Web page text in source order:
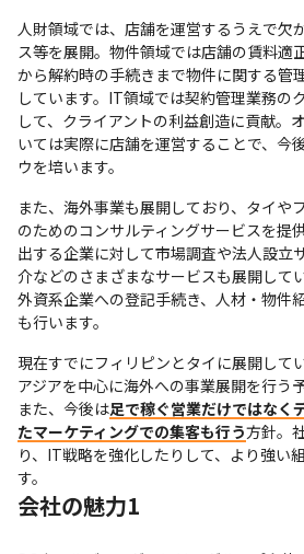
人財領域では、店舗を運営するうえで欠
ス等を展開。物件領域では店舗の賃料適
から解約時の手続きまで物件に関する管
しています。IT領域では契約管理業務の
して、クライアントの利益創造に貢献。
いては実際に店舗を運営することで、今
ウを培います。
また、海外事業も展開しており、タイや
のためのコンサルティングサービスを提
出する企業に対して市場調査や法人設立
介などのさまざまなサービスも展開して
外資系企業への登記手続き、人材・物件
も行います。
現在すでにフィリピンとタイに展開して
アジアを中心に海外への事業展開を行う予
また、今後は足で稼ぐ営業だけではなく
たマーケティングでの集客も行う方針。
り、IT戦略を強化したりして、より強い
す。
会社の魅力1